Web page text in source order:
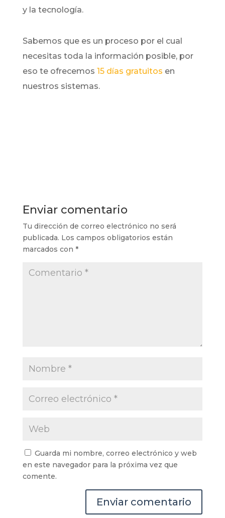
y la tecnología.
Sabemos que es un proceso por el cual
necesitas toda la información posible, por
eso te ofrecemos 15 días gratuitos en
nuestros sistemas.
Enviar comentario
Tu dirección de correo electrónico no será
publicada. Los campos obligatorios están
marcados con *
Guarda mi nombre, correo electrónico y web
en este navegador para la próxima vez que
comente.